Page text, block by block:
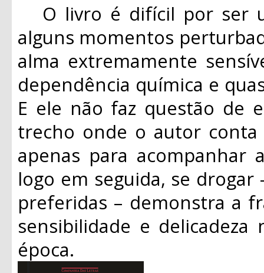
O livro é difícil por ser
alguns momentos
alma extremamente
dependência química e
E ele não faz questão de
trecho onde o autor
apenas para acompanhar
logo em seguida, se
preferidas – demonstra a
sensibilidade e
época.